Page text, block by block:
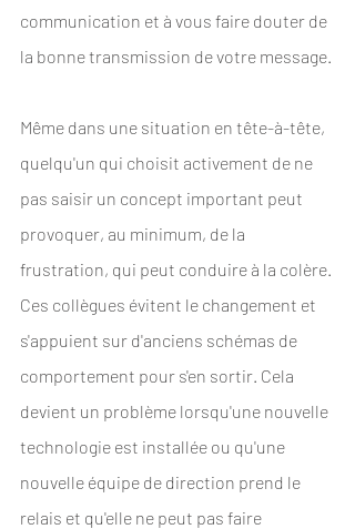
communication et à vous faire douter de
la bonne transmission de votre message.
Même dans une situation en tête-à-tête,
quelqu'un qui choisit activement de ne
pas saisir un concept important peut
provoquer, au minimum, de la
frustration, qui peut conduire à la colère.
Ces collègues évitent le changement et
s'appuient sur d'anciens schémas de
comportement pour s'en sortir. Cela
devient un problème lorsqu'une nouvelle
technologie est installée ou qu'une
nouvelle équipe de direction prend le
relais et qu'elle ne peut pas faire